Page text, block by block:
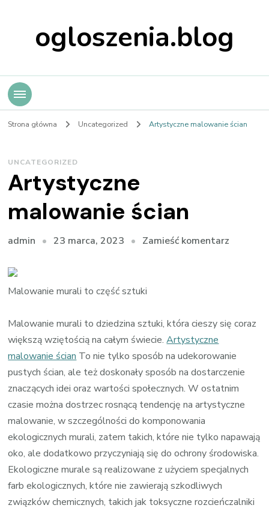
ogloszenia.blog
Strona główna Uncategorized Artystyczne malowanie ścian
UNCATEGORIZED
Artystyczne
malowanie ścian
admin 23 marca, 2023 Zamieść komentarz
Malowanie murali to część sztuki
Malowanie murali to dziedzina sztuki, która cieszy się coraz
większą wziętością na całym świecie.Artystyczne
malowanie ścian To nie tylko sposób na udekorowanie
pustych ścian, ale też doskonały sposób na dostarczenie
znaczących idei oraz wartości społecznych. W ostatnim
czasie można dostrzec rosnącą tendencję na artystyczne
malowanie, w szczególności do komponowania
ekologicznych murali, zatem takich, które nie tylko napawają
oko, ale dodatkowo przyczyniają się do ochrony środowiska.
Ekologiczne murale są realizowane z użyciem specjalnych
farb ekologicznych, które nie zawierają szkodliwych
związków chemicznych, takich jak toksyczne rozcieńczalniki